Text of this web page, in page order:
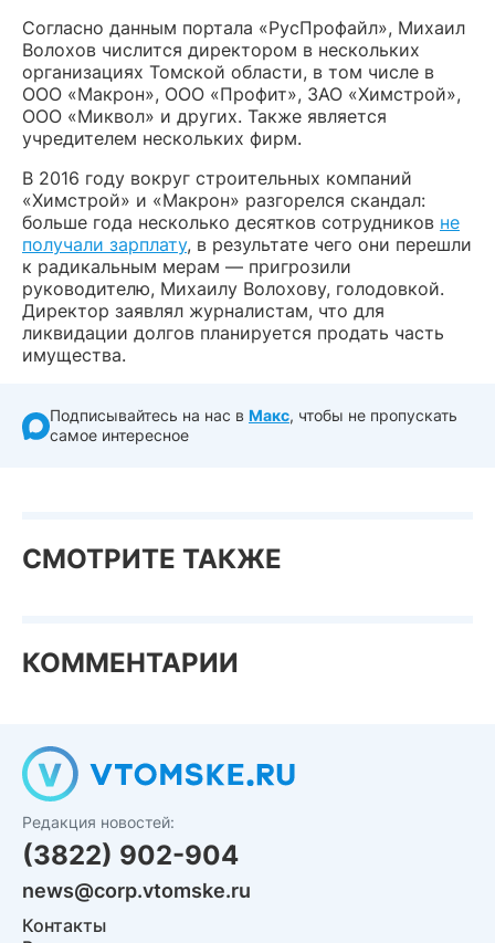
Согласно данным портала «РусПрофайл», Михаил
Волохов числится директором в нескольких
организациях Томской области, в том числе в
ООО «Макрон», ООО «Профит», ЗАО «Химстрой»,
ООО «Миквол» и других. Также является
учредителем нескольких фирм.
В 2016 году вокруг строительных компаний
«Химстрой» и «Макрон» разгорелся скандал:
больше года несколько десятков сотрудников не
получали зарплату, в результате чего они перешли
к радикальным мерам — пригрозили
руководителю, Михаилу Волохову, голодовкой.
Директор заявлял журналистам, что для
ликвидации долгов планируется продать часть
имущества.
Подписывайтесь на нас в Макс, чтобы не пропускать
самое интересное
СМОТРИТЕ ТАКЖЕ
КОММЕНТАРИИ
Редакция новостей:
(3822) 902-904
news@corp.vtomske.ru
Контакты